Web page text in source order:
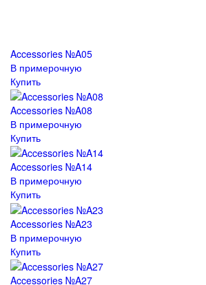
Accessories №A05
В примерочную
Купить
Accessories №A08
В примерочную
Купить
Accessories №A14
В примерочную
Купить
Accessories №A23
В примерочную
Купить
Accessories №A27